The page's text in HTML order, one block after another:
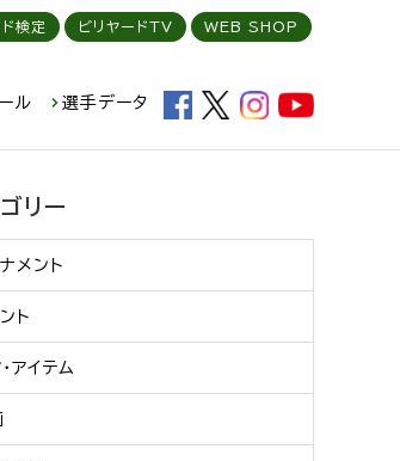
ル 選手データ
検定 ビリヤードTV WEB SHOP
リー
メント
ト
アイテム